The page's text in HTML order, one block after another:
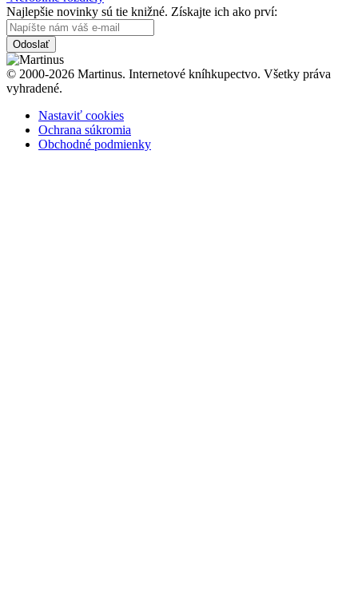
Najlepšie novinky sú tie knižné. Získajte ich ako prví:
Odoslať
© 2000-2026 Martinus. Internetové kníhkupectvo. Všetky práva
vyhradené.
Nastaviť cookies
Ochrana súkromia
Obchodné podmienky